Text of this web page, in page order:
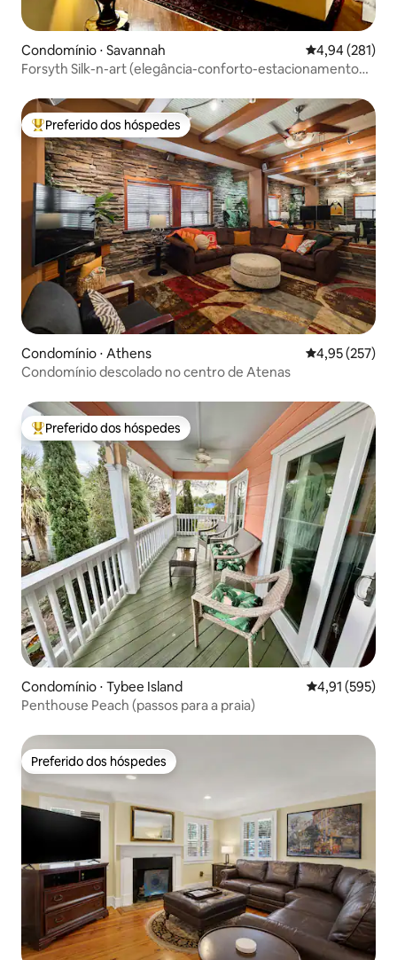
Condomínio ⋅ Savannah 4,94 de uma
4,94 (281)
Forsyth Silk-n-art (elegância-conforto-estacionamento
Entre os melhores preferidos dos hóspedes
Preferido dos hóspedes
Condomínio ⋅ Athens 4,95 de uma
4,95 (257)
Condomínio descolado no centro de Atenas
Entre os melhores preferidos dos hóspedes
Preferido dos hóspedes
Condomínio ⋅ Tybee Island 4,91 de uma
4,91 (595)
Penthouse Peach (passos para a praia)
Preferido dos hóspedes
Preferido dos hóspedes